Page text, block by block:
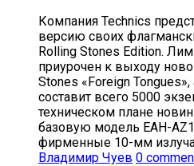
Компания Technics
версию своих
Rolling Stones Edition.
приурочен к выходу
Stones «Foreign
составит всего 5000
техническом плане
базовую модель EAH-
фирменные 10-мм
Владимир Чуев 0